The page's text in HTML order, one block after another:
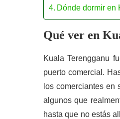
Dónde dormir en
Qué ver en
Kuala Terengganu
puerto comercial.
los comerciantes en
algunos que
hasta que no estás